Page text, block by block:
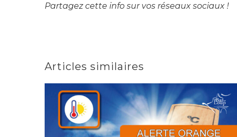
Partagez cette info sur vos réseaux sociaux !
Articles similaires